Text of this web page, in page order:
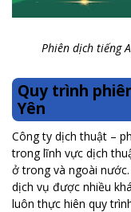
Phiên dịch tiếng
Quy trình
Yên
Công ty dịch thuật –
trong lĩnh vực dịch
ở trong và ngoài
dịch vụ được nhiều
luôn thực hiên quy